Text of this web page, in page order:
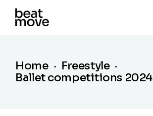
Home
Freestyle
Ballet competitions 2024